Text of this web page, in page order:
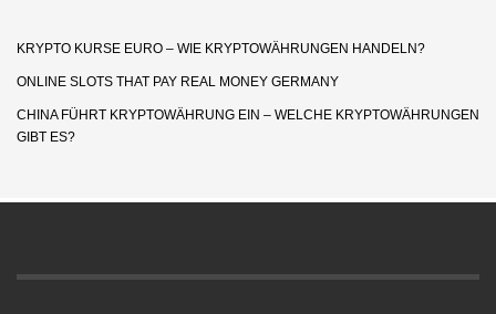
KRYPTO KURSE EURO – WIE KRYPTOWÄHRUNGEN HANDELN?
ONLINE SLOTS THAT PAY REAL MONEY GERMANY
CHINA FÜHRT KRYPTOWÄHRUNG EIN – WELCHE KRYPTOWÄHRUNGEN
GIBT ES?